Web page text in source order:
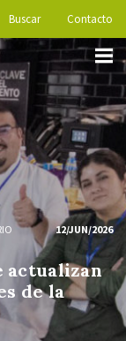
Buscar Contacto
12/JUN/2026
actualizan
de la